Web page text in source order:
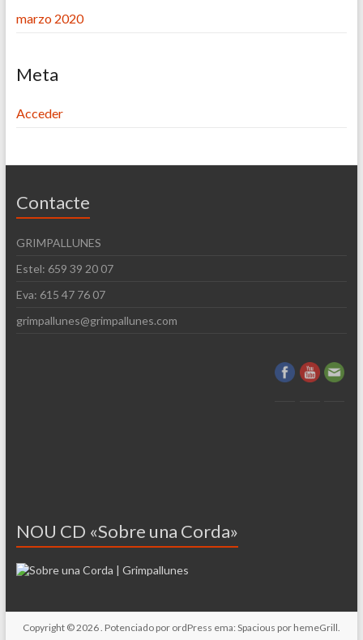
marzo 2020
Meta
Acceder
Contacte
GRIMPALLUNES
Estel: 659 39 20 07
Eva: 615 47 76 07
grimpallunes@grimpallunes.com
NOU CD «Sobre una Corda»
Copyright © 2026 . Potenciado por ordPress ema: Spacious por hemeGrill